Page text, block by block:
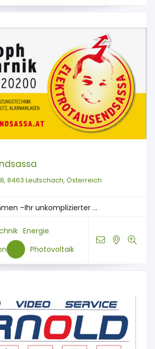
8463 Leutschach, Österreich
–Ihr unkomplizierter ...
Energie
Photovoltaik